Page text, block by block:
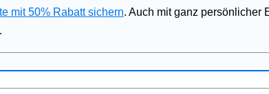
mit 50% Rabatt sichern. Auch mit ganz persönlicher